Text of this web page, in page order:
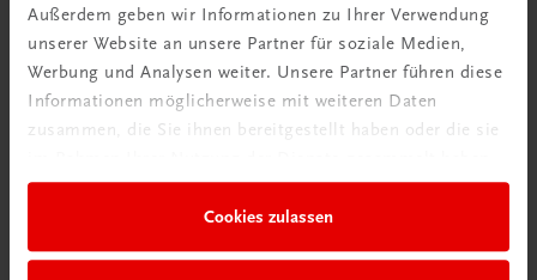
Außerdem geben wir Informationen zu Ihrer Verwendung
unserer Website an unsere Partner für soziale Medien,
Werbung und Analysen weiter. Unsere Partner führen diese
Informationen möglicherweise mit weiteren Daten
zusammen, die Sie ihnen bereitgestellt haben oder die sie
Cookies zulassen